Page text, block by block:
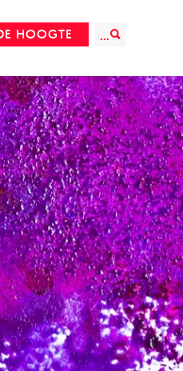
HOOGTE ...